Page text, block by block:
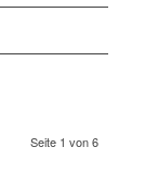
Seite 1 von 6